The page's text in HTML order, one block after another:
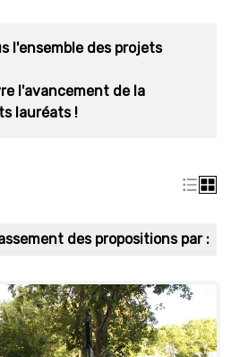
l'ensemble des projets
l'avancement de la
lauréats !
des propositions par :